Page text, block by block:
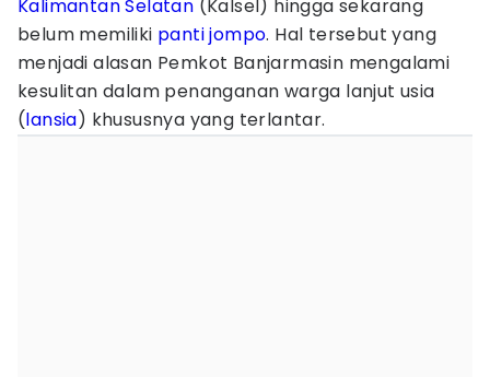
Kalimantan Selatan (Kalsel) hingga sekarang
belum memiliki panti jompo. Hal tersebut yang
menjadi alasan Pemkot Banjarmasin mengalami
kesulitan dalam penanganan warga lanjut usia
(lansia) khususnya yang terlantar.